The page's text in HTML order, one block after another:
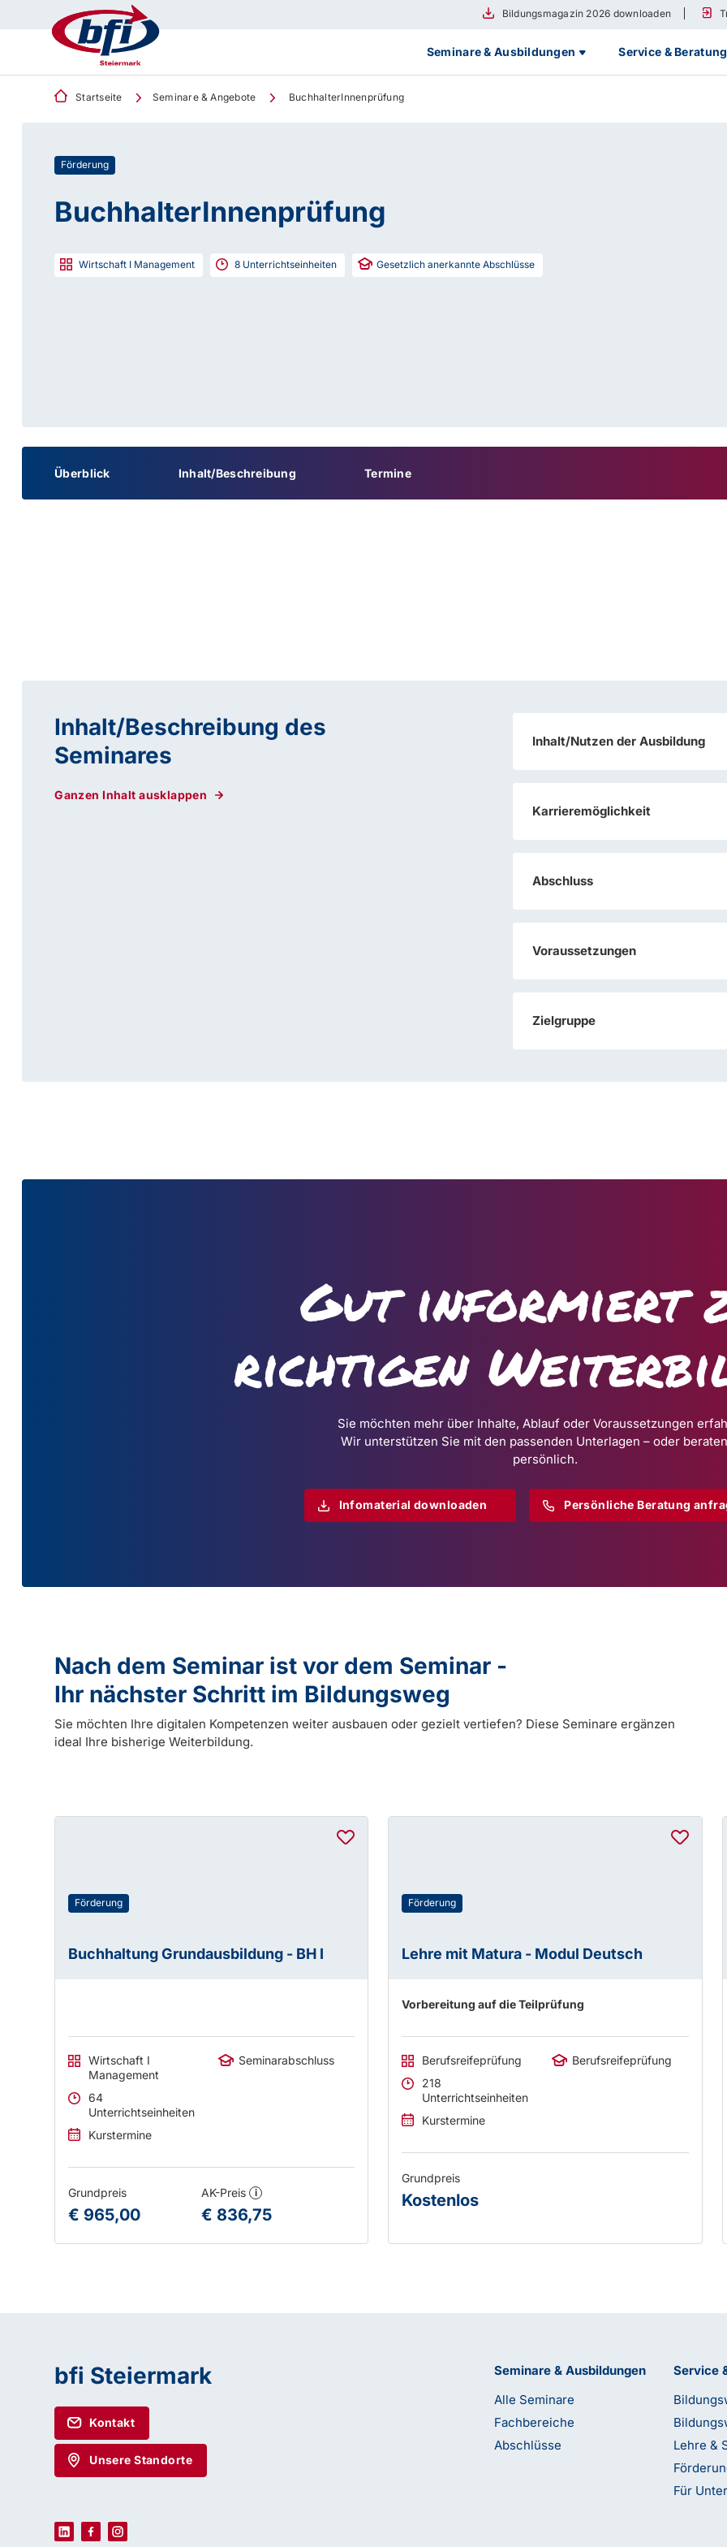
Bildungsmagazin 2026 downloaden
Seminare & Ausbildungen Service & Beratung
Startseite Seminare & Angebote BuchhalterInnenprüfung
Förderung
BuchhalterInnenprüfung
Wirtschaft I Management 8 Unterrichtseinheiten Gesetzlich anerkannte Abschlüsse
Überblick Inhalt/Beschreibung Termine
Inhalt/Beschreibung des
Seminares
Ganzen Inhalt ausklappen
Inhalt/Nutzen der Ausbildung
Karrieremöglichkeit
Abschluss
Voraussetzungen
Zielgruppe
Gut informiert
richtigen
Sie möchten mehr über Inhalte, Ablauf oder Voraussetzungen
Wir unterstützen Sie mit den passenden Unterlagen – oder
persönlich.
Infomaterial downloaden Persönliche Beratung
Nach dem Seminar ist vor dem Seminar -
Ihr nächster Schritt im Bildungsweg
Sie möchten Ihre digitalen Kompetenzen weiter ausbauen oder gezielt vertiefen? Diese Seminare ergänzen
ideal Ihre bisherige Weiterbildung.
Förderung
Buchhaltung Grundausbildung - BH I
Wirtschaft I
Management
64
Unterrichtseinheiten
Kurstermine
Seminarabschluss
Grundpreis
€ 965,00
AK-Preis i
€ 836,75
Förderung
Lehre mit Matura - Modul Deutsch
Vorbereitung auf die Teilprüfung
Berufsreifeprüfung
218
Unterrichtseinheiten
Kurstermine
Berufsreifeprüfung
Grundpreis
Kostenlos
bfi Steiermark
Kontakt
Unsere Standorte
Service
Lehre &
Für
Seminare & Ausbildungen
Alle Seminare
Fachbereiche
Abschlüsse